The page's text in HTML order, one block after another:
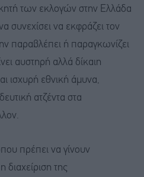
των εκλογών στην Ελλάδα
συνεχίσει να εκφράζει τον
παραβλέπει ή παραγκωνίζει
αυστηρή αλλά δίκαιη
ισχυρή εθνική άμυνα,
ατζέντα στα
πρέπει να γίνουν
διαχείριση της